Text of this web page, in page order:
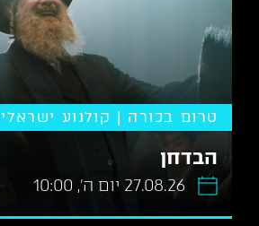
טרום בכורה | קולנוע ישראלי
הבדחן
27.08.26 יום ה׳, 10:00